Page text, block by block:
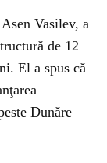
Vasilev, a
de 12
El a spus că
Dunăre